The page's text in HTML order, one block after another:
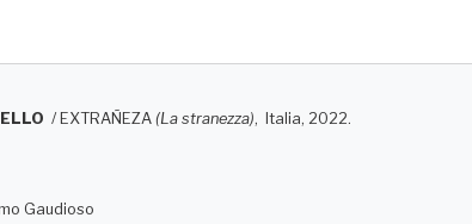
/ EXTRAÑEZA (La stranezza), Italia, 2022.
Gaudioso